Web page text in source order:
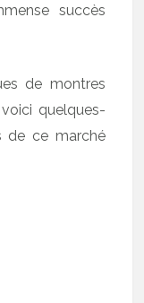
succès
de montres
quelques-
de ce marché